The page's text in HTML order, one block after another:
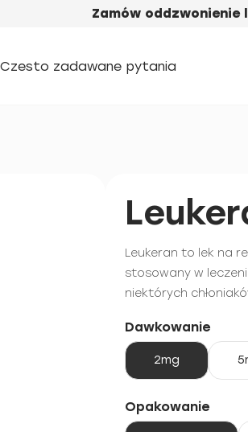
Zamów oddzwonienie
Czesto zadawane pytania
Leukeran to lek na
stosowany w
niektórych
Dawkowanie
2mg
Opakowanie